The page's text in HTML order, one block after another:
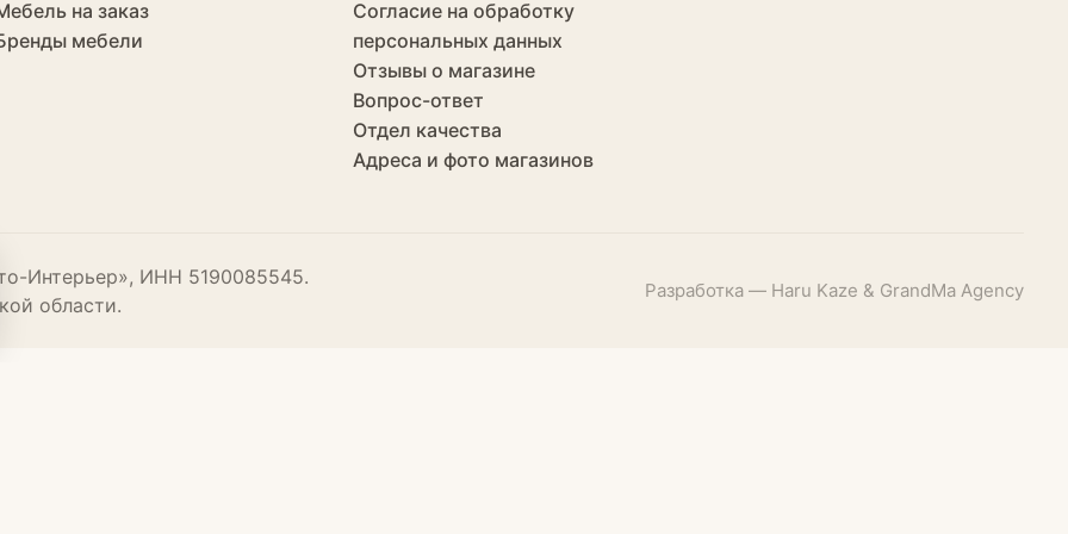
на заказ
мебели
Согласие на обработку
персональных данных
Отзывы о магазине
Вопрос-ответ
Отдел качества
Адреса и фото магазинов
Интерьер», ИНН 5190085545.
области.
Разработка — Haru Kaze & GrandMa Agency